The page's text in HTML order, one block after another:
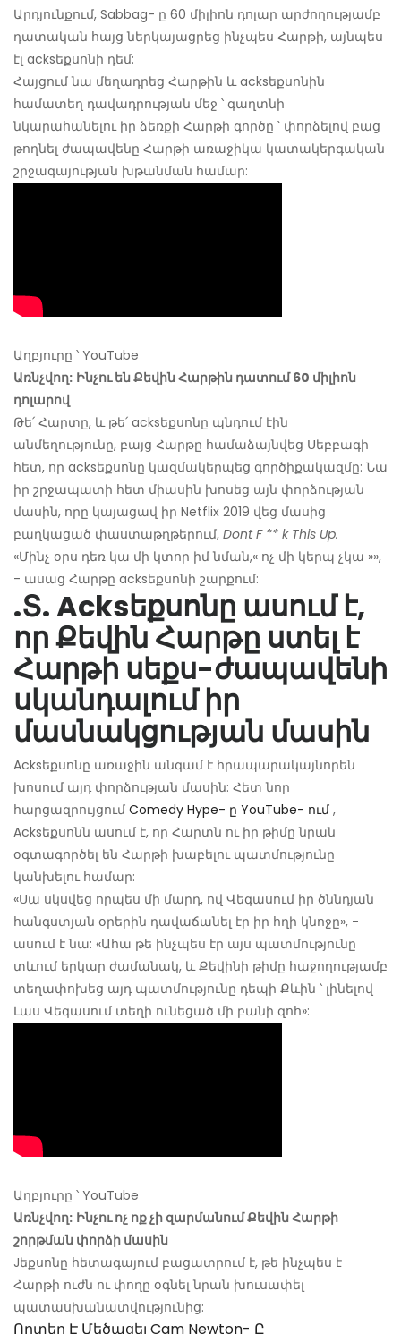
Արդյունքում, Sabbag- ը 60 միլիոն դոլար արժողությամբ
դատական ​​հայց ներկայացրեց ինչպես Հարթի, այնպես
էլ acksեքսոնի դեմ:
Հայցում նա մեղադրեց Հարթին և acksեքսոնին
համատեղ դավադրության մեջ ՝ գաղտնի
նկարահանելու իր ձեռքի Հարթի գործը ՝ փորձելով բաց
թողնել ժապավենը Հարթի առաջիկա կատակերգական
շրջագայության խթանման համար:
Աղբյուրը ՝ YouTube
Առնչվող: Ինչու են Քեվին Հարթին դատում 60 միլիոն
դոլարով
Թե՛ Հարտը, և թե՛ acksեքսոնը պնդում էին
անմեղությունը, բայց Հարթը համաձայնվեց Սեբբագի
հետ, որ acksեքսոնը կազմակերպեց գործիքակազմը: Նա
իր շրջապատի հետ միասին խոսեց այն փորձության
մասին, որը կայացավ իր Netflix 2019 վեց մասից
բաղկացած փաստաթղթերում, Dont F ** k This Up.
«Մինչ օրս դեռ կա մի կտոր իմ նման,« ոչ մի կերպ չկա »»,
- ասաց Հարթը acksեքսոնի շարքում:
.Տ. Acksեքսոնը ասում է,
որ Քեվին Հարթը ստել է
Հարթի սեքս-ժապավենի
սկանդալում իր
մասնակցության մասին
Acksեքսոնը առաջին անգամ է հրապարակայնորեն
խոսում այդ փորձության մասին: Հետ նոր
հարցազրույցում Comedy Hype- ը YouTube- ում ,
Acksեքսոնն ասում է, որ Հարտն ու իր թիմը նրան
օգտագործել են Հարթի խաբելու պատմությունը
կանխելու համար:
«Սա սկսվեց որպես մի մարդ, ով Վեգասում իր ծննդյան
հանգստյան օրերին դավաճանել էր իր հղի կնոջը», -
ասում է նա: «Ահա թե ինչպես էր այս պատմությունը
տևում երկար ժամանակ, և Քեվինի թիմը հաջողությամբ
տեղափոխեց այդ պատմությունը դեպի Քևին ՝ լինելով
Լաս Վեգասում տեղի ունեցած մի բանի զոհ»:
Աղբյուրը ՝ YouTube
Առնչվող: Ինչու ոչ ոք չի զարմանում Քեվին Հարթի
շորթման փորձի մասին
Jեքսոնը հետագայում բացատրում է, թե ինչպես է
Հարթի ուժն ու փողը օգնել նրան խուսափել
պատասխանատվությունից:
Որտեղ Է Մեծացել Cam Newton- Ը